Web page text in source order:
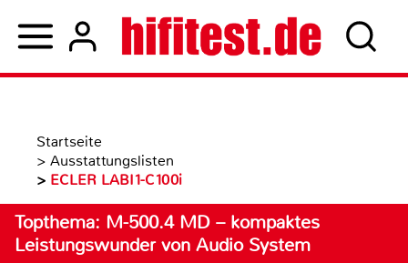
Startseite
> Ausstattungslisten
> ECLER LABI1-C100i
Topthema: M-500.4 MD – kompaktes
Leistungswunder von Audio System